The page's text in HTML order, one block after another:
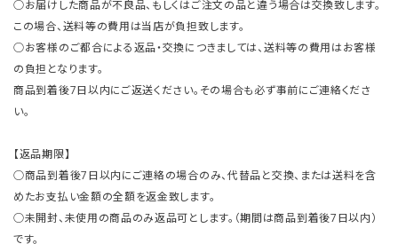
○お届けした商品が不良品、もしくはご注文の品と違う場合は交換致します。
この場合、送料等の費用は当店が負担致します。
○お客様のご都合による返品・交換につきましては、送料等の費用はお客様
の負担となります。
商品到着後7日以内にご返送ください。その場合も必ず事前にご連絡くださ
い。
【返品期限】
○商品到着後7日以内にご連絡の場合のみ、代替品と交換、または送料を含
めたお支払い金額の全額を返金致します。
○未開封、未使用の商品のみ返品可とします。（期間は商品到着後7日以内）
です。